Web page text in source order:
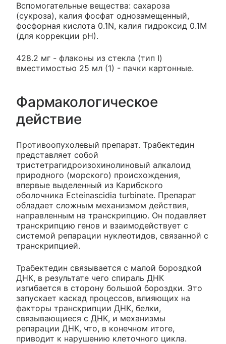
Вспомогательные вещества: сахароза
(сукроза), калия фосфат однозамещенный,
фосфорная кислота 0.1N, калия гидроксид 0.1М
(для коррекции рН).
428.2 мг - флаконы из стекла (тип I)
вместимостью 25 мл (1) - пачки картонные.
Фармакологическое
действие
Противоопухолевый препарат. Трабектедин
представляет собой
тристетрагидроизохинолиновый алкалоид
природного (морского) происхождения,
впервые выделенный из Карибского
оболочника Ecteinascidia turbinate. Препарат
обладает сложным механизмом действия,
направленным на транскрипцию. Он подавляет
транскрипцию генов и взаимодействует с
системой репарации нуклеотидов, связанной с
транскрипцией.
Трабектедин связывается с малой бороздкой
ДНК, в результате чего спираль ДНК
изгибается в сторону большой бороздки. Это
запускает каскад процессов, влияющих на
факторы транскрипции ДНК, белки,
связывающиеся с ДНК, и механизмы
репарации ДНК, что, в конечном итоге,
приводит к нарушению клеточного цикла.